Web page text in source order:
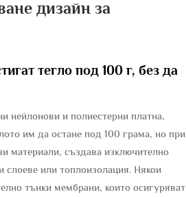
дизайн за
тегло под 100 г, без да
нейлонови и полиестерни платна,
им да остане под 100 грама, но при
материали, създава изключително
слоеве или топлоизолация. Някои
тънки мембрани, които осигуряват